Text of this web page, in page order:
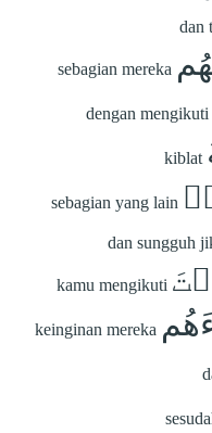
dan
sebagian mereka
dengan mengikuti
kiblat
sebagian yang lain
dan sungguh
kamu mengikuti
keinginan mereka